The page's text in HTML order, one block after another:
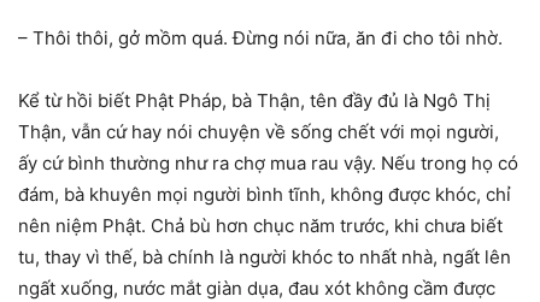
– Thôi thôi, gở mồm quá. Đừng nói nữa, ăn đi cho tôi nhờ.
Kể từ hồi biết Phật Pháp, bà Thận, tên đầy đủ là Ngô Thị
Thận, vẫn cứ hay nói chuyện về sống chết với mọi người,
ấy cứ bình thường như ra chợ mua rau vậy. Nếu trong họ có
đám, bà khuyên mọi người bình tĩnh, không được khóc, chỉ
nên niệm Phật. Chả bù hơn chục năm trước, khi chưa biết
tu, thay vì thế, bà chính là người khóc to nhất nhà, ngất lên
ngất xuống, nước mắt giàn dụa, đau xót không cầm được